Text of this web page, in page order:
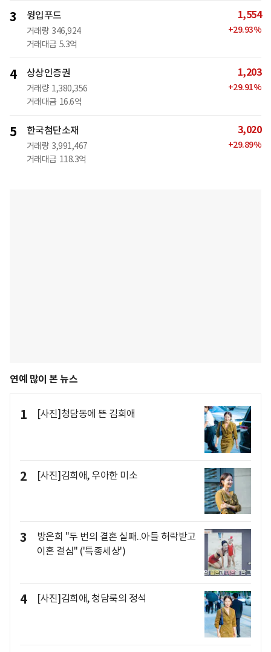
3 윙입푸드
거래량 346,924
거래대금 5.3억
1,554
+29.93%
4 상상인증권
거래량 1,380,356
거래대금 16.6억
1,203
+29.91%
5 한국첨단소재
거래량 3,991,467
거래대금 118.3억
3,020
+29.89%
연예 많이 본 뉴스
1 [사진]청담동에 뜬 김희애
2 [사진]김희애, 우아한 미소
3
방은희 "두 번의 결혼 실패..아들 허락받고
이혼 결심" ('특종세상')
4 [사진]김희애, 청담룩의 정석